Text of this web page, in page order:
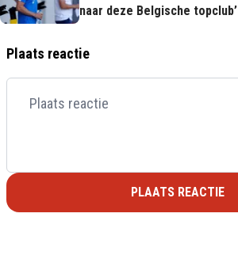
naar deze Belgische topclub’
Plaats reactie
PLAATS REACTIE